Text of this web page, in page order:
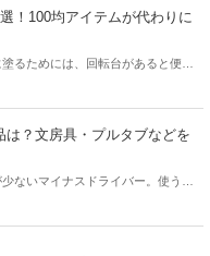
立てを100均で買える材料だけで作
だけのろうそく立てを作りましょ
！100均アイテムが代わりに
るためには、回転台があると便
？文房具・プルタブなどを
ないマイナスドライバー。使う頻